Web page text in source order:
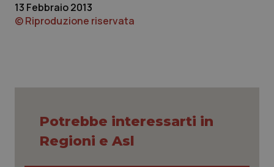
Puglia
Umbria
Malattie rare
Oftalmologia
13 Febbraio 2013
© Riproduzione riservata
Potrebbe interessarti in
Regioni e Asl